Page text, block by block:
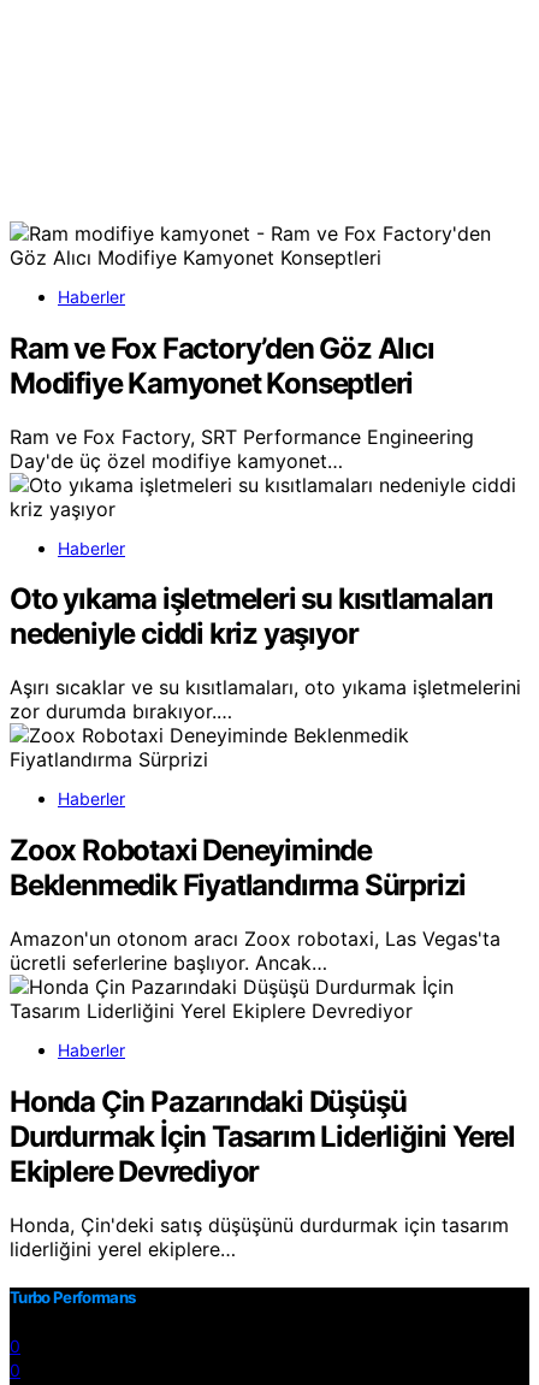
Haberler
Ram ve Fox Factory’den Göz Alıcı
Modifiye Kamyonet Konseptleri
Ram ve Fox Factory, SRT Performance Engineering
Day'de üç özel modifiye kamyonet…
Haberler
Oto yıkama işletmeleri su kısıtlamaları
nedeniyle ciddi kriz yaşıyor
Aşırı sıcaklar ve su kısıtlamaları, oto yıkama işletmelerini
zor durumda bırakıyor.…
Haberler
Zoox Robotaxi Deneyiminde
Beklenmedik Fiyatlandırma Sürprizi
Amazon'un otonom aracı Zoox robotaxi, Las Vegas'ta
ücretli seferlerine başlıyor. Ancak…
Haberler
Honda Çin Pazarındaki Düşüşü
Durdurmak İçin Tasarım Liderliğini Yerel
Ekiplere Devrediyor
Honda, Çin'deki satış düşüşünü durdurmak için tasarım
liderliğini yerel ekiplere…
Turbo Performans
0
0